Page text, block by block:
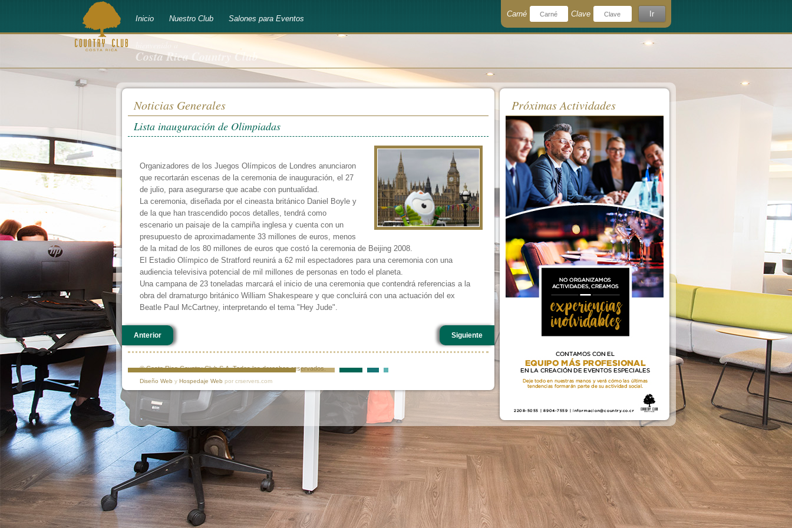
Costa Rica Country Club
Inicio Nuestro Club Salones para Eventos
Carné Clave
Recuérdeme
Ir
¿Olvidó su clave?
Noticias Generales
Lista inauguración de Olimpiadas
Organizadores de los Juegos Olímpicos de Londres anunciaron
que recortarán escenas de la ceremonia de inauguración, el 27
de julio, para asegurarse que acabe con puntualidad.
La ceremonia, diseñada por el cineasta británico Daniel Boyle y
de la que han trascendido pocos detalles, tendrá como
escenario un paisaje de la campiña inglesa y cuenta con un
presupuesto de aproximadamente 33 millones de euros, menos
de la mitad de los 80 millones de euros que costó la ceremonia de Beijing 2008.
El Estadio Olímpico de Stratford reunirá a 62 mil espectadores para una ceremonia con una
audiencia televisiva potencial de mil millones de personas en todo el planeta.
Una campana de 23 toneladas marcará el inicio de una ceremonia que contendrá referencias a la
obra del dramaturgo británico William Shakespeare y que concluirá con una actuación del ex
Beatle Paul McCartney, interpretando el tema "Hey Jude".
Anterior Siguiente
© Costa Rica Country Club S.A. Todos los derechos reservados.
Diseño Web y Hospedaje Web por crservers.com
Próximas Actividades